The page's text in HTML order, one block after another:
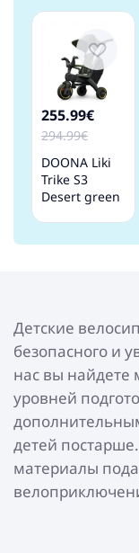
255.99€
294.99€
DOONA Liki
Trike S3
Desert green
велосипед
Детские
безопасного и
нас вы найдете
уровней
детей
материалы